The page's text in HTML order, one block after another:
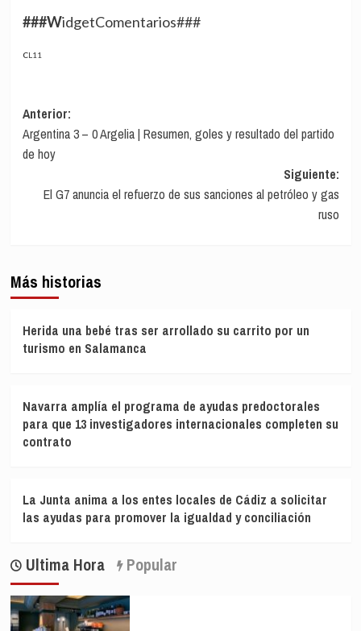
###WidgetComentarios###
CL11
Navegación
de
entradas
Anterior:
Argentina 3 – 0 Argelia | Resumen, goles y resultado del partido
de hoy
Siguiente:
El G7 anuncia el refuerzo de sus sanciones al petróleo y gas
ruso
Más historias
Herida una bebé tras ser arrollado su carrito por un
turismo en Salamanca
Navarra amplía el programa de ayudas predoctorales
para que 13 investigadores internacionales completen su
contrato
La Junta anima a los entes locales de Cádiz a solicitar
las ayudas para promover la igualdad y conciliación
Ultima Hora Popular